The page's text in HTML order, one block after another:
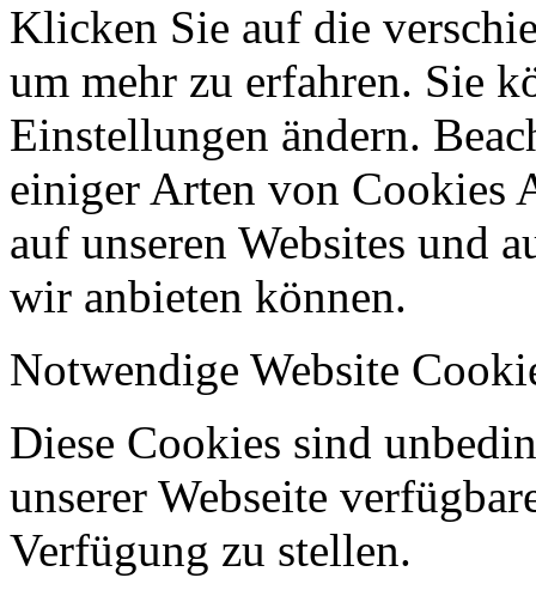
Klicken Sie auf die
um mehr zu erfahren. Sie
Einstellungen ändern.
einiger Arten von Cookies
auf unseren Websites und
wir anbieten können.
Notwendige Website
Diese Cookies sind
unserer Webseite
Verfügung zu stellen.